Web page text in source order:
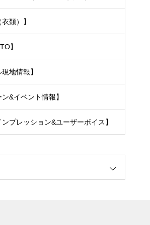
類）】
】
地情報】
ン&イベント情報】
ンプレッション&ユーザーボイス】